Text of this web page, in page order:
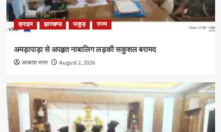
क्राइम झारखण्ड पाकुड़ राज्य
अमड़ापाड़ा से अपहृत नाबालिग लड़की सकुशल बरामद
आकाश भगत August 2, 2026